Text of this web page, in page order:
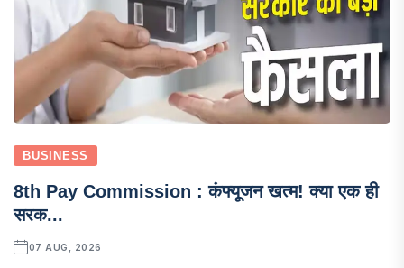
BUSINESS
8th Pay Commission : कंफ्यूजन खत्म! क्या एक ही
सरक...
07 AUG, 2026